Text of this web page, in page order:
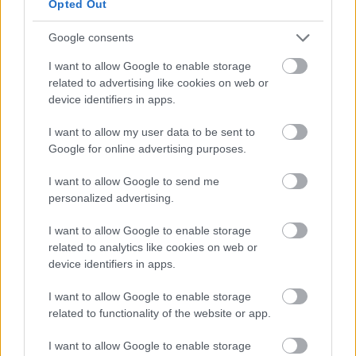
Opted Out
Google consents
I want to allow Google to enable storage
related to advertising like cookies on web or
device identifiers in apps.
I want to allow my user data to be sent to
Google for online advertising purposes.
I want to allow Google to send me
personalized advertising.
I want to allow Google to enable storage
related to analytics like cookies on web or
device identifiers in apps.
I want to allow Google to enable storage
related to functionality of the website or app.
I want to allow Google to enable storage
Magyarországon. A magyar nézők értenek engem.
Mindig is értettek. Jut eszembe: amikor készültem
erre a filmre, többen is megkérdezték tőlem, miről
fog szólni? Mindig mindenkinek azt válaszoltam:
arról, hogy két ember, még ha házastársak is,
szeretik egymást. Hrabal úr ugyanis szeretettel
féktelen öröm, játékosság és finom pikantéria, amely
a Sörgyári capricciót is áthatja. Hasek, a cseh
irodalom másik jeles egyénisége nem volt ilyen jó
ember. Pontos, sőt zseniális meglátásai voltak, de
Hrabaltól és Karel Capektől eltérően meglehetősen
közönyösen viszonyult az élet dolgaihoz. Reflektált
bizonyos jeleire, de mindenféle elkötelezettség
nélkül, és ez borzasztóan dühítő. Ezt igazából én is
csak akkor tudatosítottam, amikor a Csonkint
forgattuk, amelyet a Svejkkel szoktak összevetni. A
Csonkinban azonban érezhető a szerző őszinte
mindenki bohócnak tűnik. Néha le is kezeli az